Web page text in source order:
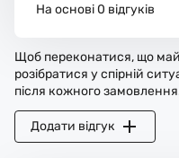
На основі 0 відгуків
Щоб переконатися, що
розібратися у спірній
після кожного
Додати відгук